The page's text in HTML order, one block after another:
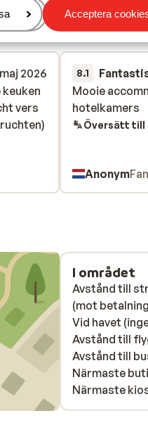
Acceptera
2026
vers
vers
8.1
Mooie
hotelkamers
Mooie
hotelkamers
Översätt till
Anonym
I området
Avstånd till
(mot
Vid havet
Avstånd till
Avstånd till
Närmaste
Närmaste